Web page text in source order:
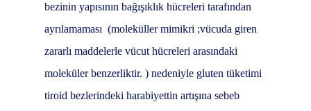
bezinin yapısının bağışıklık hücreleri tarafından
ayrılamaması (moleküller mimikri ;vücuda giren
zararlı maddelerle vücut hücreleri arasındaki
moleküler benzerliktir. ) nedeniyle gluten tüketimi
tiroid bezlerindeki harabiyettin artışına sebeb